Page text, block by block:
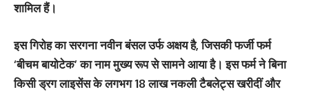
शामिल हैं।
इस गिरोह का सरगना नवीन बंसल उर्फ अक्षय है, जिसकी फर्जी फर्म
‘बीचम बायोटेक’ का नाम मुख्य रूप से सामने आया है। इस फर्म ने बिना
किसी ड्रग लाइसेंस के लगभग 18 लाख नकली टैबलेट्स खरीदीं और